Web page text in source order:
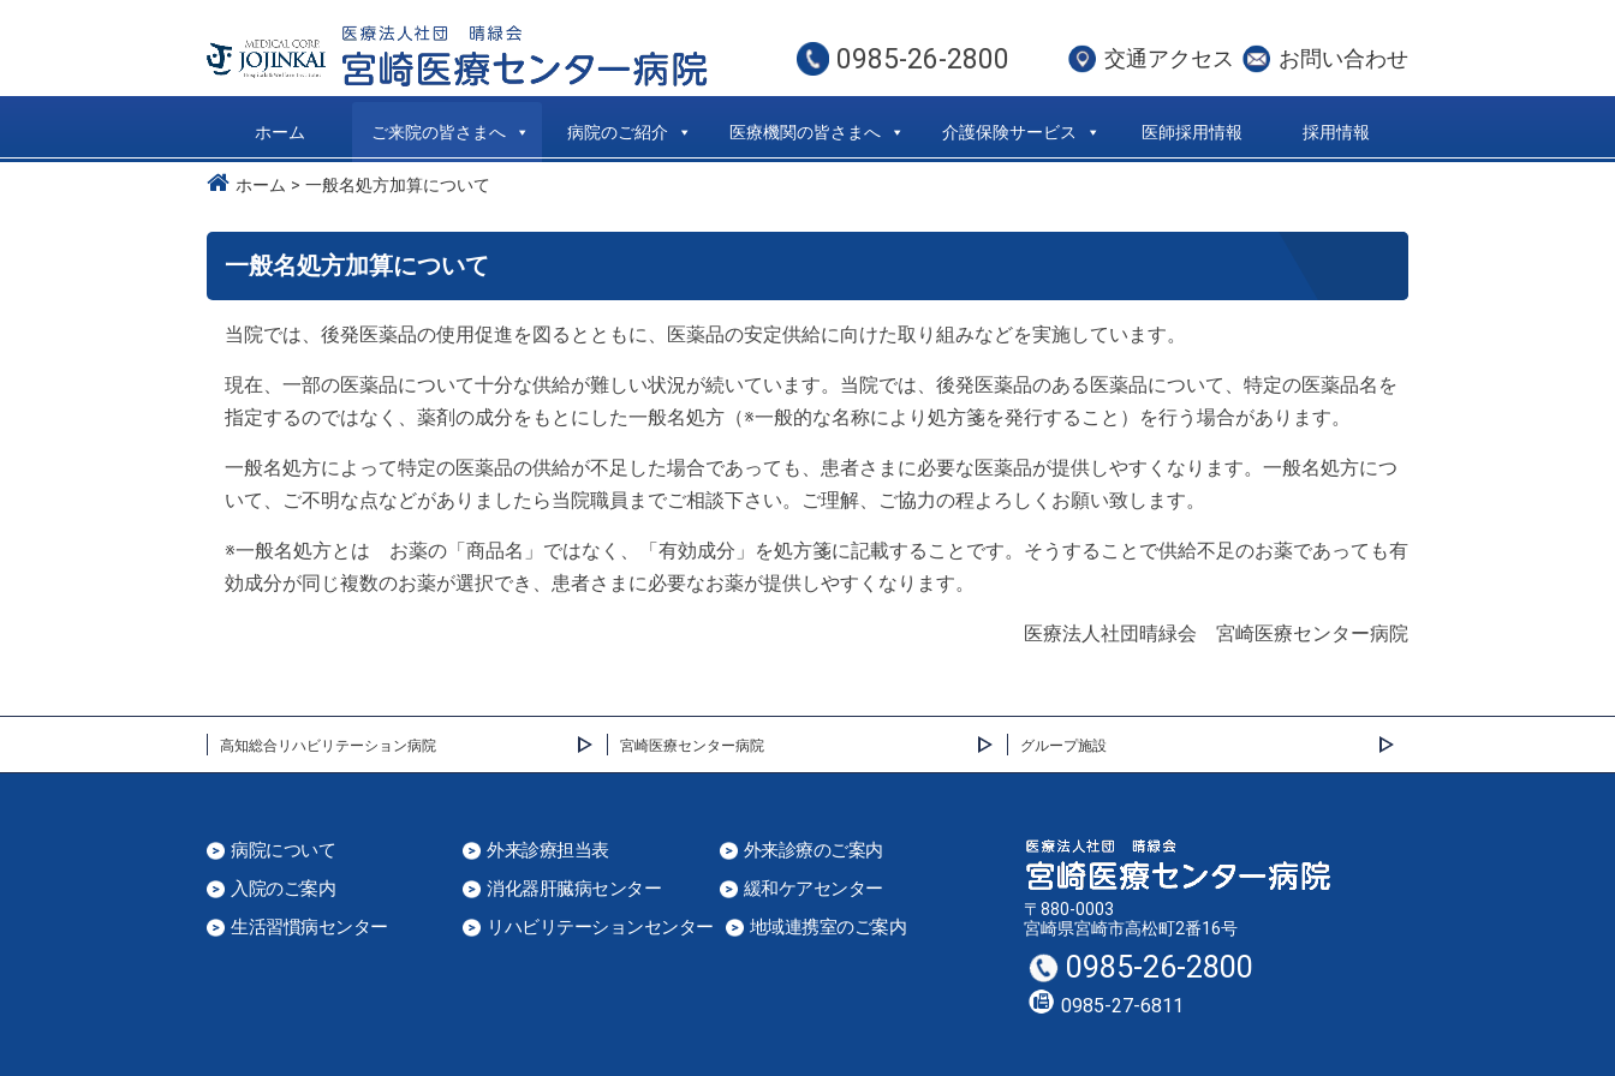
0985-26-2800 交通アクセス お問い合わせ
ホーム ご来院の皆さまへ 病院のご紹介 医療機関の皆さまへ 介護保険サービス 医師採用情報 採用情報
ホーム 一般名処方加算について
一般名処方加算について
当院では、後発医薬品の使用促進を図るとともに、医薬品の安定供給に向けた取り組みなどを実施しています。
現在、一部の医薬品について十分な供給が難しい状況が続いています。当院では、後発医薬品のある医薬品について、特定の医薬品名を
指定するのではなく、薬剤の成分をもとにした一般名処方（※一般的な名称により処方箋を発行すること）を行う場合があります。
一般名処方によって特定の医薬品の供給が不足した場合であっても、患者さまに必要な医薬品が提供しやすくなります。一般名処方につ
いて、ご不明な点などがありましたら当院職員までご相談下さい。ご理解、ご協力の程よろしくお願い致します。
※一般名処方とは お薬の「商品名」ではなく、「有効成分」を処方箋に記載することです。そうすることで供給不足のお薬であっても有
効成分が同じ複数のお薬が選択でき、患者さまに必要なお薬が提供しやすくなります。
医療法人社団晴緑会 宮崎医療センター病院
高知総合リハビリテーション病院 宮崎医療センター病院 グループ施設
病院について 外来診療担当表
外来診療のご案内
入院のご案内
消化器肝臓病センター
緩和ケアセンター
生活習慣病センター
リハビリテーションセンター 地域連携室のご案内
〒880-0003
宮崎県宮崎市高松町2番16号
0985-26-2800
0985-27-6811